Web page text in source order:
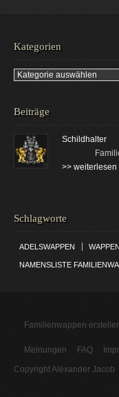
Kategorien
Kategorien
Beiträge
Schildhalter
>> weiterlesen
Schlagworte
ADELSWAPPEN |
NAMENSLISTE
Familienwappen
Meinungen FAQ
Copyright Alexander Jacob